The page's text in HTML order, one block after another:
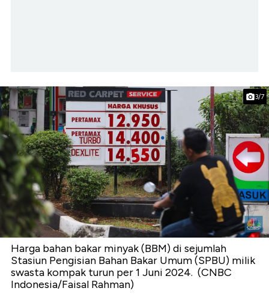
3/7
Harga bahan bakar minyak (BBM) di sejumlah
Stasiun Pengisian Bahan Bakar Umum (SPBU) milik
swasta kompak turun per 1 Juni 2024. (CNBC
Indonesia/Faisal Rahman)